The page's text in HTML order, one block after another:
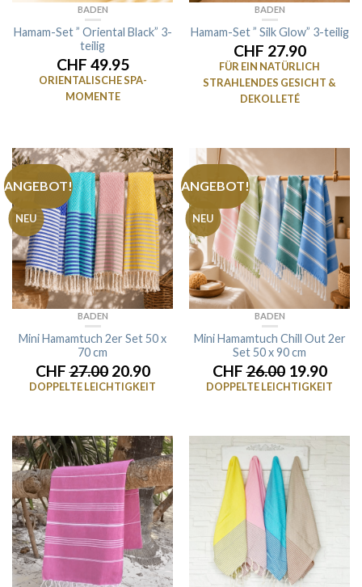
BADEN
Hamam-Set ” Oriental Black” 3-
teilig
CHF 49.95
ORIENTALISCHE SPA-
MOMENTE
BADEN
Hamam-Set ” Silk Glow” 3-teilig
CHF 27.90
FÜR EIN NATÜRLICH
STRAHLENDES GESICHT &
DEKOLLETÉ
NEU
ANGEBOT!
BADEN
Mini Hamamtuch 2er Set 50 x
70 cm
CHF27.0020.90
DOPPELTE LEICHTIGKEIT
NEU
ANGEBOT!
BADEN
Mini Hamamtuch Chill Out 2er
Set 50 x 90 cm
CHF26.0019.90
DOPPELTE LEICHTIGKEIT